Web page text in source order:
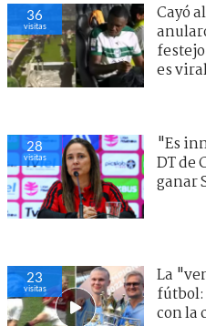
36
visitas
Cayó
es
28
visitas
"Es
DT de
ganar
23
visitas
La
fútbol:
con la